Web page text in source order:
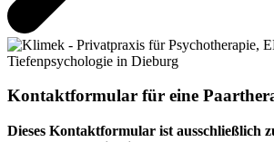
Kontaktformular für eine
Dieses Kontaktformular ist ausschließlich